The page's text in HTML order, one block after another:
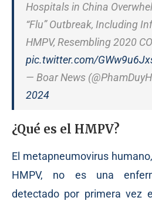
Hospitals in China
“Flu” Outbreak, Including
HMPV, Resembling 2020
pic.twitter.com/
— Boar News
2024
¿Qué es el HMPV?
El metapneumovirus
HMPV, no es una
detectado por primera vez